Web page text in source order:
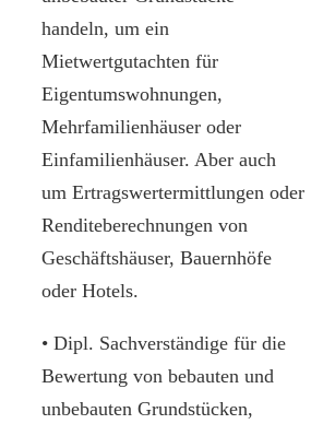
handeln, um ein
Mietwertgutachten für
Eigentumswohnungen,
Mehrfamilienhäuser oder
Einfamilienhäuser. Aber auch
um Ertragswertermittlungen oder
Renditeberechnungen von
Geschäftshäuser, Bauernhöfe
oder Hotels.
• Dipl. Sachverständige für die
Bewertung von bebauten und
unbebauten Grundstücken,